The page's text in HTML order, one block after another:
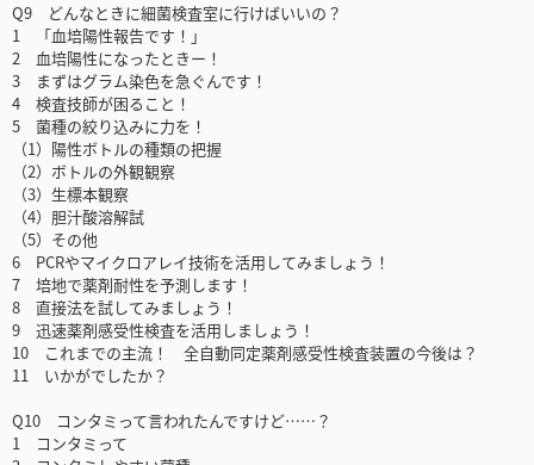
Q9 どんなときに細菌検査室に行けばいいの？
1 「血培陽性報告です！」
2 血培陽性になったときー！
3 まずはグラム染色を急ぐんです！
4 検査技師が困ること！
5 菌種の絞り込みに力を！
（1）陽性ボトルの種類の把握
（2）ボトルの外観観察
（3）生標本観察
（4）胆汁酸溶解試
（5）その他
6 PCRやマイクロアレイ技術を活用してみましょう！
7 培地で薬剤耐性を予測します！
8 直接法を試してみましょう！
9 迅速薬剤感受性検査を活用しましょう！
10 これまでの主流！ 全自動同定薬剤感受性検査装置の今後は？
11 いかがでしたか？
Q10 コンタミって言われたんですけど……？
1 コンタミって